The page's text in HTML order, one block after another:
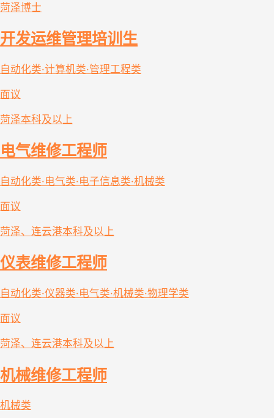
菏泽博士
开发运维管理培训生
自动化类·计算机类·管理工程类
面议
菏泽本科及以上
电气维修工程师
自动化类·电气类·电子信息类·机械类
面议
菏泽、连云港本科及以上
仪表维修工程师
自动化类·仪器类·电气类·机械类·物理学类
面议
菏泽、连云港本科及以上
机械维修工程师
机械类